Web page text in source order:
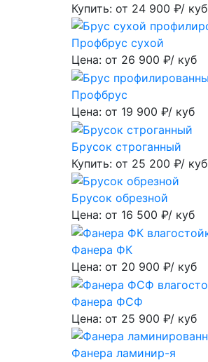
Купить: от 24 900 ₽/ куб
Профбрус сухой
Цена: от 26 900 ₽/ куб
Профбрус
Цена: от 19 900 ₽/ куб
Брусок строганный
Купить: от 25 200 ₽/ куб
Брусок обрезной
Цена: от 16 500 ₽/ куб
Фанера ФК
Цена: от 20 900 ₽/ куб
Фанера ФСФ
Цена: от 25 900 ₽/ куб
Фанера ламинир-я